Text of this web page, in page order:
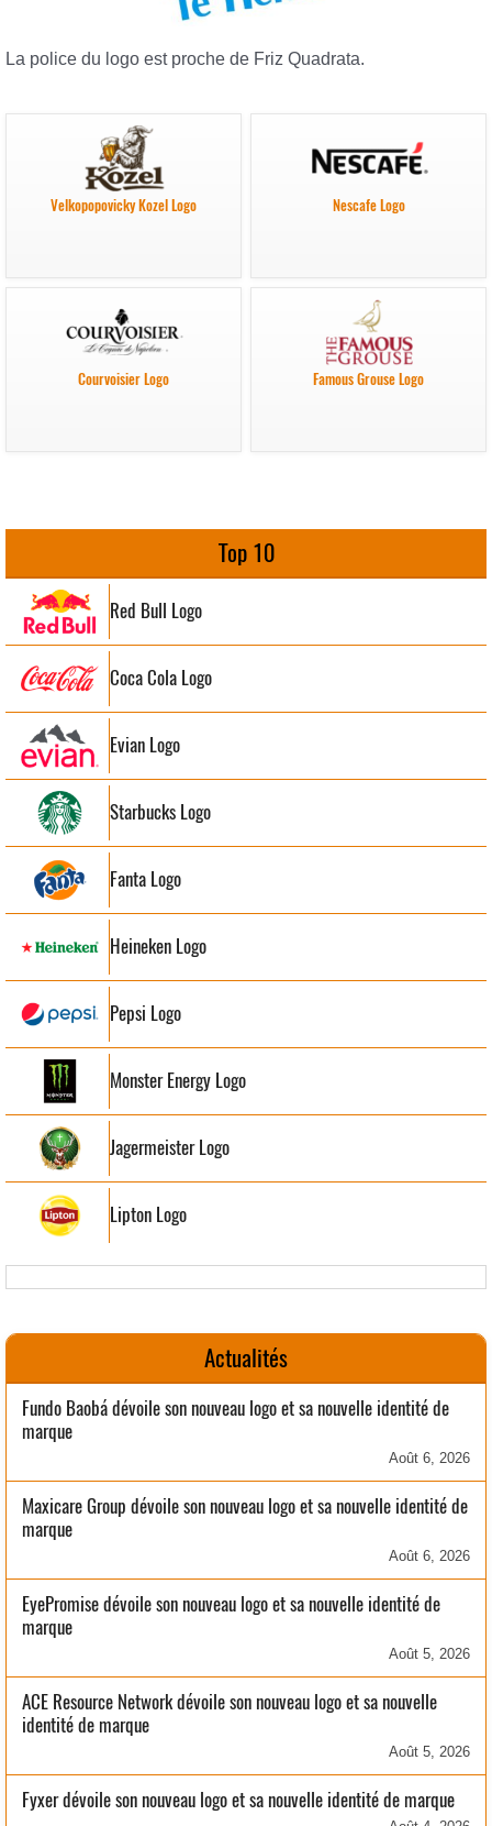
La police du logo est proche de Friz Quadrata.
Velkopopovicky Kozel Logo Nescafe Logo
Courvoisier Logo Famous Grouse Logo
Top 10
Red Bull Logo
Coca Cola Logo
Evian Logo
Starbucks Logo
Fanta Logo
Heineken Logo
Pepsi Logo
Monster Energy Logo
Jagermeister Logo
Lipton Logo
Actualités
Fundo Baobá dévoile son nouveau logo et sa nouvelle identité de
marque
Août 6, 2026
Maxicare Group dévoile son nouveau logo et sa nouvelle identité de
marque
Août 6, 2026
EyePromise dévoile son nouveau logo et sa nouvelle identité de
marque
Août 5, 2026
ACE Resource Network dévoile son nouveau logo et sa nouvelle
identité de marque
Août 5, 2026
Fyxer dévoile son nouveau logo et sa nouvelle identité de marque